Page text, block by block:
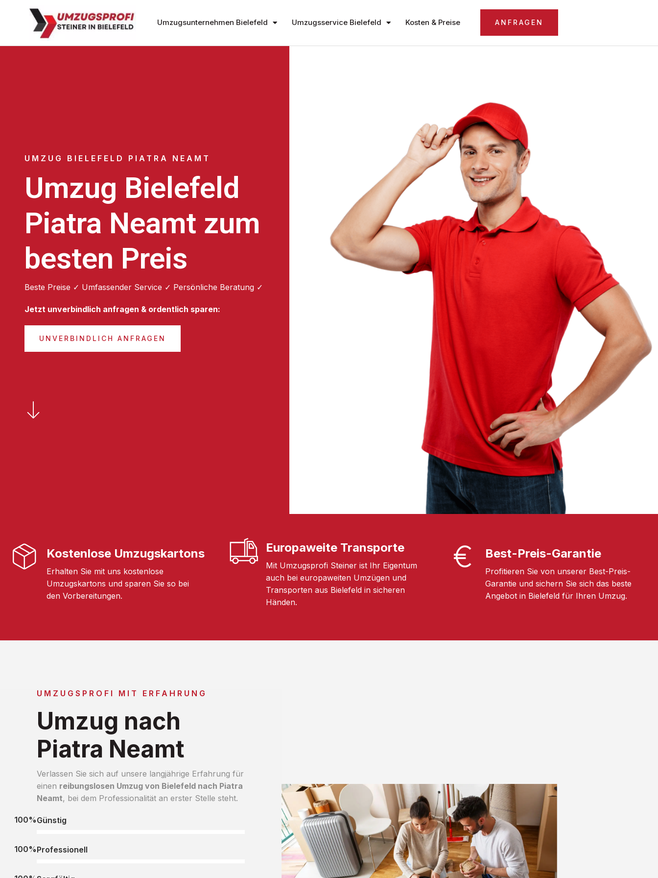
Umzugsunternehmen Bielefeld Umzugsservice Bielefeld Kosten & Preise ANFRAGEN
UMZUG BIELEFELD PIATRA NEAMT
Umzug Bielefeld
Piatra Neamt zum
besten Preis
Beste Preise ✓ Umfassender Service ✓ Persönliche Beratung ✓
Jetzt unverbindlich anfragen & ordentlich sparen:
UNVERBINDLICH ANFRAGEN
Kostenlose Umzugskartons
Erhalten Sie mit uns kostenlose
Umzugskartons und sparen Sie so bei
den Vorbereitungen.
Europaweite Transporte
Mit Umzugsprofi Steiner ist Ihr Eigentum
auch bei europaweiten Umzügen und
Transporten aus Bielefeld in sicheren
Händen.
Best-Preis-Garantie
Profitieren Sie von unserer Best-Preis-
Garantie und sichern Sie sich das beste
Angebot in Bielefeld für Ihren Umzug.
UMZUGSPROFI MIT ERFAHRUNG
Umzug nach
Piatra Neamt
Verlassen Sie sich auf unsere langjährige Erfahrung für
einen reibungslosen Umzug von Bielefeld nach Piatra
Neamt, bei dem Professionalität an erster Stelle steht.
Günstig
100%
Professionell
100%